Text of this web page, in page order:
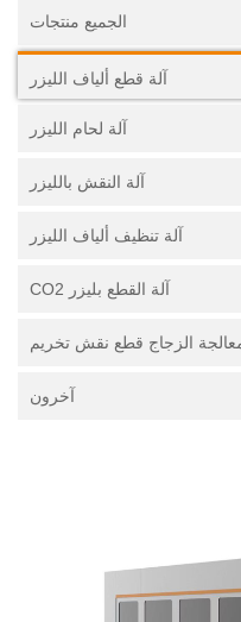
الجميع منتجات
آلة قطع ألياف الليزر
آلة لحام الليزر
آلة النقش بالليزر
آلة تنظيف ألياف الليزر
آلة القطع بليزر CO2
الزجاج قطع نقش تخريم
آخرون